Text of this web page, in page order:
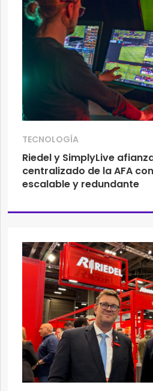
TECNOLOGÍA
Riedel y SimplyLive
centralizado de la AFA
escalable y redundante